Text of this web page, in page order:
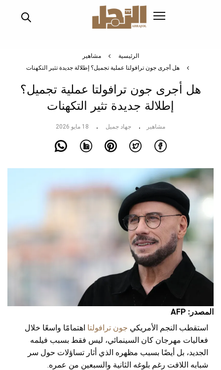
الرئيسية
مشاهير
هل أجرى جون ترافولتا عملية تجميل؟ إطلالة جديدة تثير التكهنات
هل أجرى جون ترافولتا عملية تجميل؟
إطلالة جديدة تثير التكهنات
مشاهير جهاد جميل 18 مايو 2026
المصدر: AFP
استقطب النجم الأمريكي جون ترافولتا اهتمامًا واسعًا خلال
فعاليات مهرجان كان السينمائي، ليس فقط بسبب فيلمه
الجديد، بل أيضًا بسبب مظهره الذي أثار تساؤلات حول سر
شبابه اللافت رغم بلوغه الثانية والسبعين من عمره.